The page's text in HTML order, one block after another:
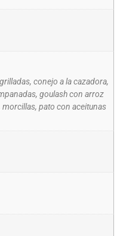
conejo a la cazadora,
goulash con arroz
pato con aceitunas